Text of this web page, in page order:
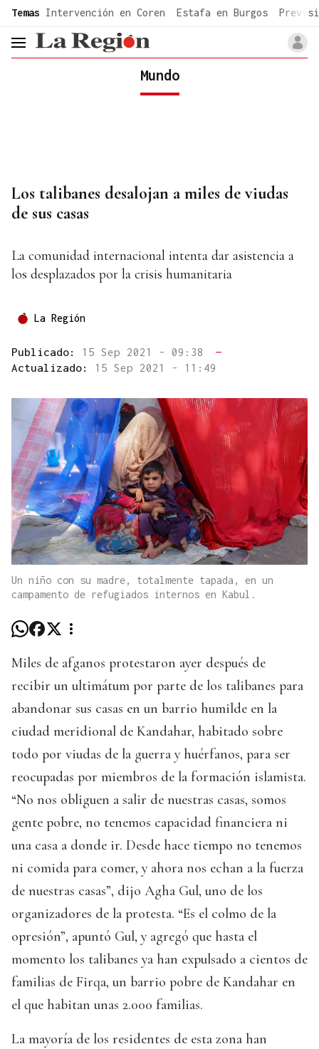
common.go-to-content
Temas Intervención en Coren Estafa en Burgos
header.menu.open
Mundo
Los talibanes desalojan a miles de viudas
de sus casas
La comunidad internacional intenta dar asistencia a
los desplazados por la crisis humanitaria
La Región
Publicado: 15 Sep 2021 - 09:38
—
Actualizado: 15 Sep 2021 - 11:49
Un niño con su madre, totalmente tapada, en un
campamento de refugiados internos en Kabul.
Miles de afganos protestaron ayer después de
recibir un ultimátum por parte de los talibanes para
abandonar sus casas en un barrio humilde en la
ciudad meridional de Kandahar, habitado sobre
todo por viudas de la guerra y huérfanos, para ser
reocupadas por miembros de la formación islamista.
“No nos obliguen a salir de nuestras casas, somos
gente pobre, no tenemos capacidad financiera ni
una casa a donde ir. Desde hace tiempo no tenemos
ni comida para comer, y ahora nos echan a la fuerza
de nuestras casas”, dijo Agha Gul, uno de los
organizadores de la protesta. “Es el colmo de la
opresión”, apuntó Gul, y agregó que hasta el
momento los talibanes ya han expulsado a cientos de
familias de Firqa, un barrio pobre de Kandahar en
el que habitan unas 2.000 familias.
La mayoría de los residentes de esta zona han